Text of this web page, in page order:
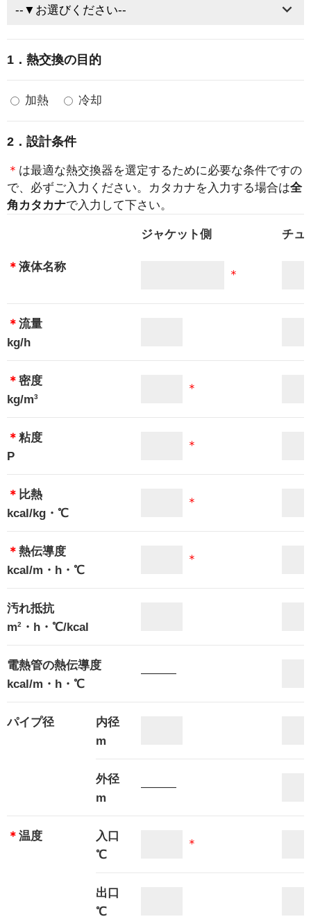
1．熱交換の目的
加熱 冷却
2．設計条件
＊ は最適な熱交換器を選定するために必要な条件ですの
で、必ずご入力ください。カタカナを入力する場合は全
角カタカナで入力して下さい。
ジャケット側 チュ
＊ 液体名称
＊
＊ 流量
kg/h
＊ 密度
kg/m3
＊
＊ 粘度
P
＊
＊ 比熱
kcal/kg・℃
＊
＊ 熱伝導度
kcal/m・h・℃
＊
汚れ抵抗
m2 ・h・℃/kcal
電熱管の熱伝導度
kcal/m・h・℃
―――
パイプ径
内径
m
外径
m
―――
＊ 温度
入口
℃
＊
出口
℃